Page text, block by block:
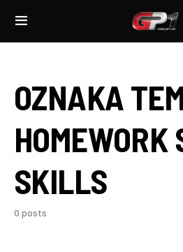
OZNAKA
HOMEWORK
SKILLS
0 posts